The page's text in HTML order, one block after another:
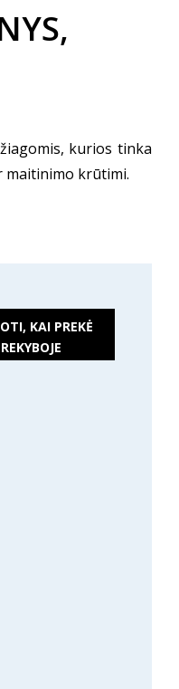
kurios tinka
maitinimo krūtimi.
KAI PREKĖ